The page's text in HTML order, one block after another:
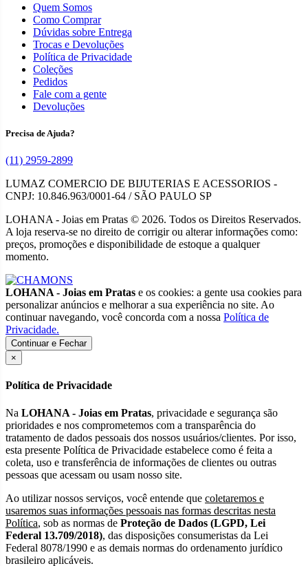
Quem Somos
Como Comprar
Dúvidas sobre Entrega
Trocas e Devoluções
Política de Privacidade
Coleções
Pedidos
Fale com a gente
Devoluções
Precisa de Ajuda?
(11) 2959-2899
LUMAZ COMERCIO DE BIJUTERIAS E ACESSORIOS -
CNPJ: 10.846.963/0001-64 / SÃO PAULO SP
LOHANA - Joias em Pratas © 2026. Todos os Direitos Reservados.
A loja reserva-se no direito de corrigir ou alterar informações como:
preços, promoções e disponibilidade de estoque a qualquer
momento.
LOHANA - Joias em Pratas e os cookies: a gente usa cookies para
personalizar anúncios e melhorar a sua experiência no site. Ao
continuar navegando, você concorda com a nossa Política de
Privacidade.
Continuar e Fechar
×
Política de Privacidade
Na LOHANA - Joias em Pratas, privacidade e segurança são
prioridades e nos comprometemos com a transparência do
tratamento de dados pessoais dos nossos usuários/clientes. Por isso,
esta presente Política de Privacidade estabelece como é feita a
coleta, uso e transferência de informações de clientes ou outras
pessoas que acessam ou usam nosso site.
Ao utilizar nossos serviços, você entende que coletaremos e
usaremos suas informações pessoais nas formas descritas nesta
Política, sob as normas de Proteção de Dados (LGPD, Lei
Federal 13.709/2018), das disposições consumeristas da Lei
Federal 8078/1990 e as demais normas do ordenamento jurídico
brasileiro aplicáveis.